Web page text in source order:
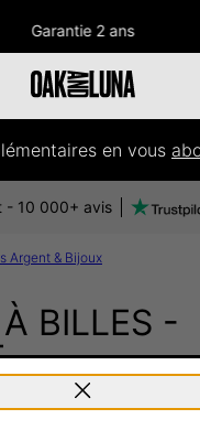
Garantie 2 ans
en vous
Argent & Bijoux
BILLES -
- 10 000+ avis